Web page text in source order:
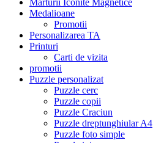
Marturii Iconite Magnetice
Medalioane
Promotii
Personalizarea TA
Printuri
Carti de vizita
promotii
Puzzle personalizat
Puzzle cerc
Puzzle copii
Puzzle Craciun
Puzzle dreptunghiular A4
Puzzle foto simple